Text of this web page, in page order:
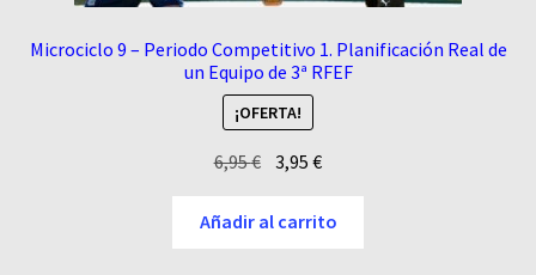
Microciclo 9 – Periodo Competitivo 1. Planificación Real de
un Equipo de 3ª RFEF
¡OFERTA!
6,95€ El
original
3,95€El
actual
Añadir al carrito